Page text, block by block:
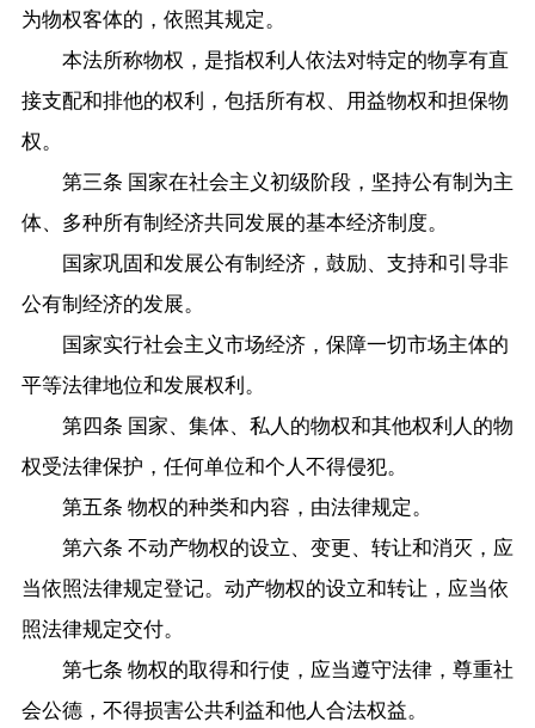
为物权客体的，依照其规定。
本法所称物权，是指权利人依法对特定的物享有直
接支配和排他的权利，包括所有权、用益物权和担保物
权。
第三条 国家在社会主义初级阶段，坚持公有制为主
体、多种所有制经济共同发展的基本经济制度。
国家巩固和发展公有制经济，鼓励、支持和引导非
公有制经济的发展。
国家实行社会主义市场经济，保障一切市场主体的
平等法律地位和发展权利。
第四条 国家、集体、私人的物权和其他权利人的物
权受法律保护，任何单位和个人不得侵犯。
第五条 物权的种类和内容，由法律规定。
第六条 不动产物权的设立、变更、转让和消灭，应
当依照法律规定登记。动产物权的设立和转让，应当依
照法律规定交付。
第七条 物权的取得和行使，应当遵守法律，尊重社
会公德，不得损害公共利益和他人合法权益。